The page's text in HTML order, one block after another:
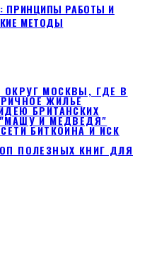
ПРИНЦИПЫ РАБОТЫ И
МЕТОДЫ
МОСКВЫ, ГДЕ В
ЖИЛЬЕ
БРИТАНСКИХ
И МЕДВЕДЯ"
БИТКОИНА И ИСК
ПОЛЕЗНЫХ КНИГ ДЛЯ